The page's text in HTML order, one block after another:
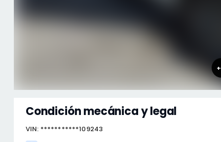
+
Condición mecánica y legal
VIN: ***********109243